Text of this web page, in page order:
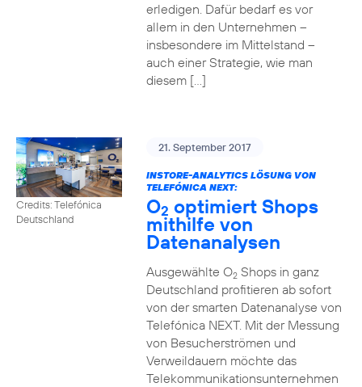
erledigen. Dafür bedarf es vor
allem in den Unternehmen –
insbesondere im Mittelstand –
auch einer Strategie, wie man
diesem […]
Credits: Telefónica
Deutschland
21. September 2017
INSTORE-ANALYTICS LÖSUNG VON
TELEFÓNICA NEXT:
O2 optimiert Shops
mithilfe von
Datenanalysen
Ausgewählte O2Shops in ganz
Deutschland profitieren ab sofort
von der smarten Datenanalyse von
Telefónica NEXT. Mit der Messung
von Besucherströmen und
Verweildauern möchte das
Telekommunikationsunternehmen